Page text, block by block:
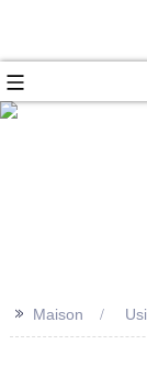
>> Maison